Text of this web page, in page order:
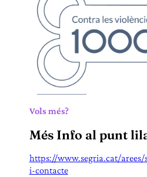
Vols més?
Més Info al punt
https://www.segria.cat/arees/
i-contacte